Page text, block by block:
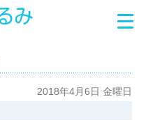
2018年4月6日 金曜日